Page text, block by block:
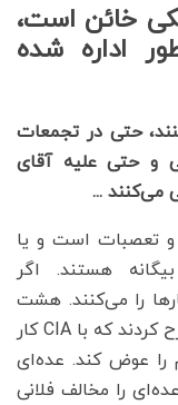
خائن است،
اداره شده
حتی در تجمعات
و حتی علیه آقای
می‌کنند ...
و تعصبات است و یا
هستند. اگر
را می‌کنند. هشت
روز قبل، یکی از رؤسای جمهور قبلی را مطرح کردند که با CIA کار
را عوض کند. عده‌ای
را مخالف فلانی